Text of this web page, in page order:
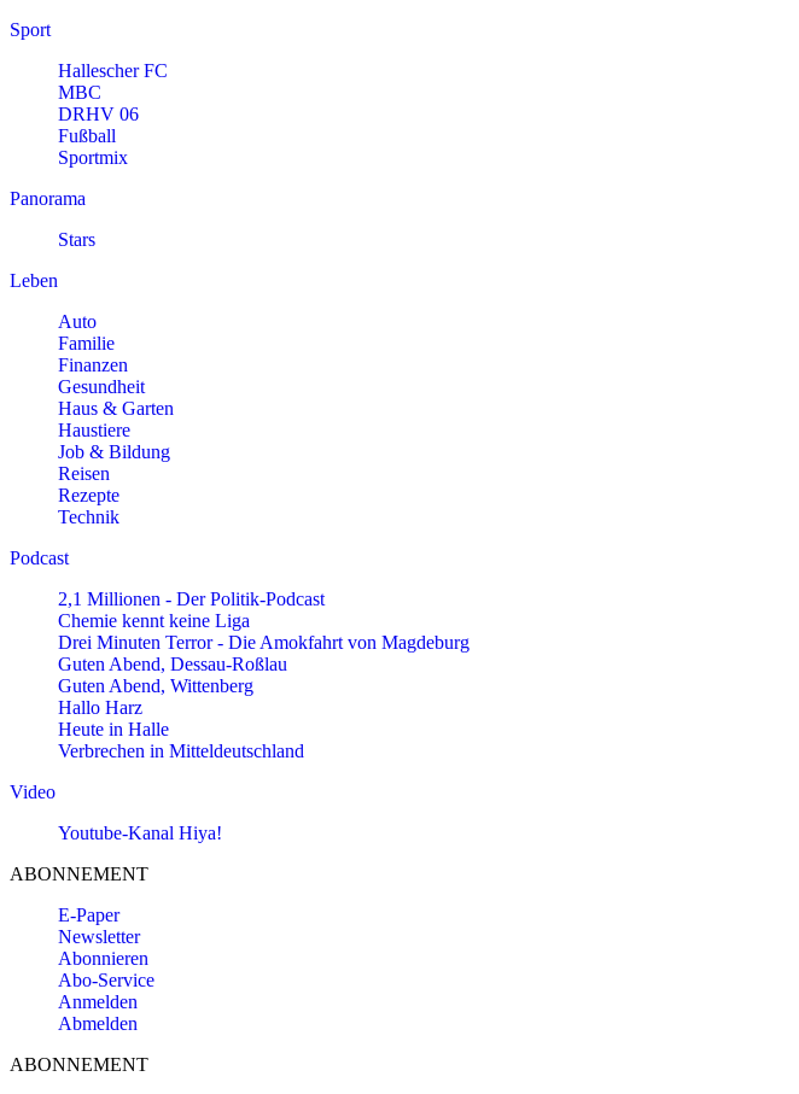
Sport
Hallescher FC
MBC
DRHV 06
Fußball
Sportmix
Panorama
Stars
Leben
Auto
Familie
Finanzen
Gesundheit
Haus & Garten
Haustiere
Job & Bildung
Reisen
Rezepte
Technik
Podcast
2,1 Millionen - Der Politik-Podcast
Chemie kennt keine Liga
Drei Minuten Terror - Die Amokfahrt von Magdeburg
Guten Abend, Dessau-Roßlau
Guten Abend, Wittenberg
Hallo Harz
Heute in Halle
Verbrechen in Mitteldeutschland
Video
Youtube-Kanal Hiya!
ABONNEMENT
E-Paper
Newsletter
Abonnieren
Abo-Service
Anmelden
Abmelden
ABONNEMENT